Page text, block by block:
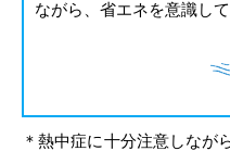
ながら、省エネを意識し
＊熱中症に十分注意しなが